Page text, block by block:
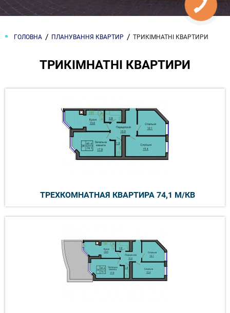
ГОЛОВНА ПЛАНУВАННЯ КВАРТИР ТРИКІМНАТНІ КВАРТИРИ
ТРИКІМНАТНІ КВАРТИРИ
ТРЕХКОМНАТНАЯ КВАРТИРА 74,1 М/КВ